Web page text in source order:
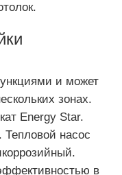
и может
зонах.
Energy Star.
Тепловой насос
в